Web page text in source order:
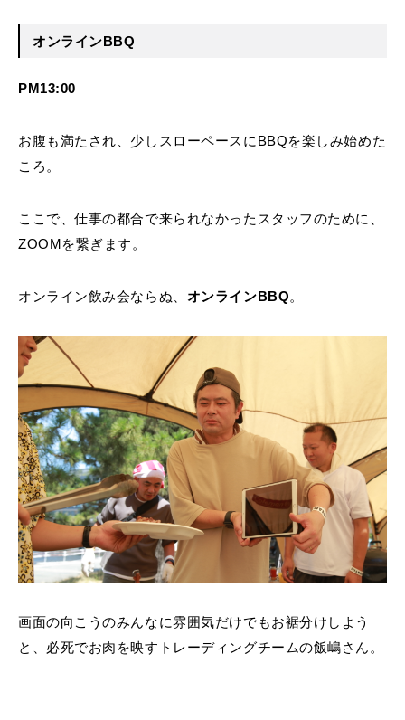
オンラインBBQ
PM13:00
お腹も満たされ、少しスローペースにBBQを楽しみ始めた
ころ。
ここで、仕事の都合で来られなかったスタッフのために、
ZOOMを繋ぎます。
オンライン飲み会ならぬ、 オンラインBBQ。
画面の向こうのみんなに雰囲気だけでもお裾分けしよう
と、必死でお肉を映すトレーディングチームの飯嶋さん。